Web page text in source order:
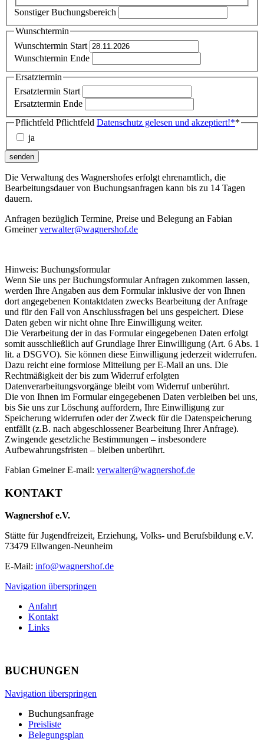
Sonstiger Buchungsbereich
Wunschtermin
Wunschtermin Start
Wunschtermin Ende
Ersatztermin
Ersatztermin Start
Ersatztermin Ende
Pflichtfeld Pflichtfeld Datenschutz gelesen und akzeptiert!**
ja
senden
Die Verwaltung des Wagnershofes erfolgt ehrenamtlich, die
Bearbeitungsdauer von Buchungsanfragen kann bis zu 14 Tagen
dauern.
Anfragen bezüglich Termine, Preise und Belegung an Fabian
Gmeinerverwalter@wagnershof.de
Hinweis: Buchungsformular
Wenn Sie uns per Buchungsformular Anfragen zukommen lassen,
werden Ihre Angaben aus dem Formular inklusive der von Ihnen
dort angegebenen Kontaktdaten zwecks Bearbeitung der Anfrage
und für den Fall von Anschlussfragen bei uns gespeichert. Diese
Daten geben wir nicht ohne Ihre Einwilligung weiter.
Die Verarbeitung der in das Formular eingegebenen Daten erfolgt
somit ausschließlich auf Grundlage Ihrer Einwilligung (Art. 6 Abs. 1
lit. a DSGVO). Sie können diese Einwilligung jederzeit widerrufen.
Dazu reicht eine formlose Mitteilung per E-Mail an uns. Die
Rechtmäßigkeit der bis zum Widerruf erfolgten
Datenverarbeitungsvorgänge bleibt vom Widerruf unberührt.
Die von Ihnen im Formular eingegebenen Daten verbleiben bei uns,
bis Sie uns zur Löschung auffordern, Ihre Einwilligung zur
Speicherung widerrufen oder der Zweck für die Datenspeicherung
entfällt (z.B. nach abgeschlossener Bearbeitung Ihrer Anfrage).
Zwingende gesetzliche Bestimmungen – insbesondere
Aufbewahrungsfristen – bleiben unberührt.
Fabian Gmeiner E-mail: verwalter@wagnershof.de
KONTAKT
Wagnershof e.V.
Stätte für Jugendfreizeit, Erziehung, Volks- und Berufsbildung e.V.
73479 Ellwangen-Neunheim
E-Mail: info@wagnershof.de
Navigation überspringen
Anfahrt
Kontakt
Links
BUCHUNGEN
Navigation überspringen
Buchungsanfrage
Preisliste
Belegungsplan